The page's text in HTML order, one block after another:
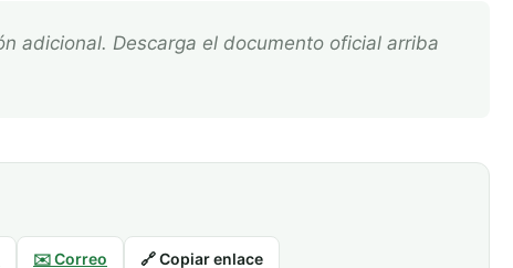
✉️ Correo 🔗 Copiar enlace